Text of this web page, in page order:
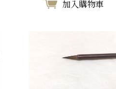
加入購物車